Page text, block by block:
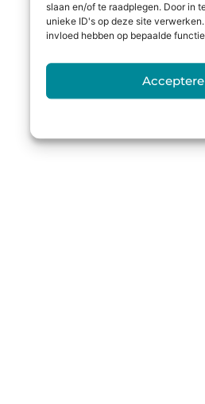
slaan en/of te raadplegen. Door in
unieke ID's op deze site
invloed hebben op bepaalde